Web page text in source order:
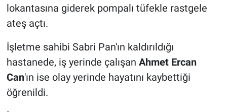
lokantasına giderek pompalı tüfekle rastgele
ateş açtı.
İşletme sahibi Sabri Pan'ın kaldırıldığı
hastanede, iş yerinde çalışan Ahmet Ercan
Can'ın ise olay yerinde hayatını kaybettiği
öğrenildi.